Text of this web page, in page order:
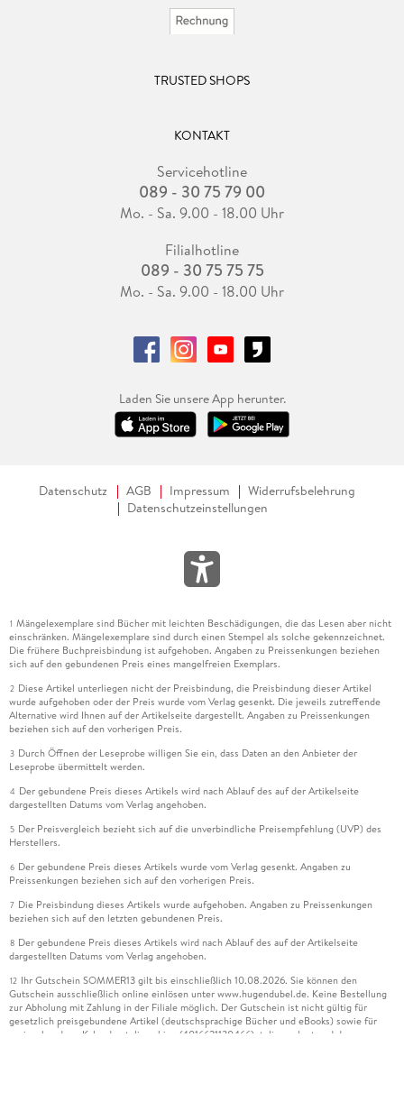
TRUSTED SHOPS
KONTAKT
Servicehotline
089 - 30 75 79 00
Mo. - Sa. 9.00 - 18.00 Uhr
Filialhotline
089 - 30 75 75 75
Mo. - Sa. 9.00 - 18.00 Uhr
Laden Sie unsere App herunter.
Datenschutz AGB Impressum
Widerrufsbelehrung
Datenschutzeinstellungen
1 Mängelexemplare sind Bücher mit leichten Beschädigungen, die das Lesen aber nicht
einschränken. Mängelexemplare sind durch einen Stempel als solche gekennzeichnet.
Die frühere Buchpreisbindung ist aufgehoben. Angaben zu Preissenkungen beziehen
sich auf den gebundenen Preis eines mangelfreien Exemplars.
2 Diese Artikel unterliegen nicht der Preisbindung, die Preisbindung dieser Artikel
wurde aufgehoben oder der Preis wurde vom Verlag gesenkt. Die jeweils zutreffende
Alternative wird Ihnen auf der Artikelseite dargestellt. Angaben zu Preissenkungen
beziehen sich auf den vorherigen Preis.
3 Durch Öffnen der Leseprobe willigen Sie ein, dass Daten an den Anbieter der
Leseprobe übermittelt werden.
4 Der gebundene Preis dieses Artikels wird nach Ablauf des auf der Artikelseite
dargestellten Datums vom Verlag angehoben.
5 Der Preisvergleich bezieht sich auf die unverbindliche Preisempfehlung (UVP) des
Herstellers.
6 Der gebundene Preis dieses Artikels wurde vom Verlag gesenkt. Angaben zu
Preissenkungen beziehen sich auf den vorherigen Preis.
7 Die Preisbindung dieses Artikels wurde aufgehoben. Angaben zu Preissenkungen
beziehen sich auf den letzten gebundenen Preis.
8 Der gebundene Preis dieses Artikels wird nach Ablauf des auf der Artikelseite
dargestellten Datums vom Verlag angehoben.
12 Ihr Gutschein SOMMER13 gilt bis einschließlich 10.08.2026. Sie können den
Gutschein ausschließlich online einlösen unter www.hugendubel.de. Keine Bestellung
zur Abholung mit Zahlung in der Filiale möglich. Der Gutschein ist nicht gültig für
gesetzlich preisgebundene Artikel (deutschsprachige Bücher und eBooks) sowie für
preisgebundene Kalender, tolino shine (4016621130466), tolino select und das